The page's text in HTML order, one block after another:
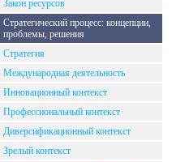
Закон ресурсов
Стратегический процесс: концепции,
проблемы, решения
Стратегия
Международная деятельность
Инновационный контекст
Профессиональный контекст
Диверсификационный контекст
Зрелый контекст